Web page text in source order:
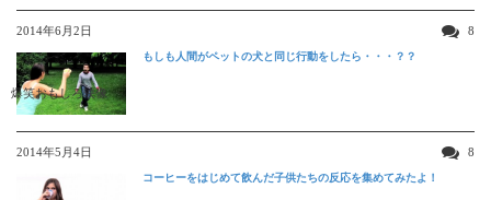
2014年6月2日 8
爆笑おもしろ映像
もしも人間がペットの犬と同じ行動をしたら・・・？？
2014年5月4日 8
コーヒーをはじめて飲んだ子供たちの反応を集めてみたよ！